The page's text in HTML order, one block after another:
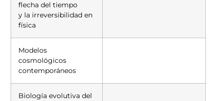
flecha del tiempo
y la irreversibilidad en
física
Modelos
cosmológicos
contemporáneos
Biología evolutiva del